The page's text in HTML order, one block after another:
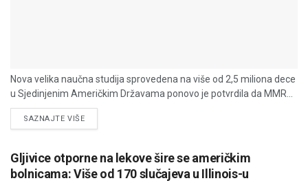
Nova velika naučna studija sprovedena na više od 2,5 miliona dece
u Sjedinjenim Američkim Državama ponovo je potvrdila da MMR...
SAZNAJTE VIŠEDETAILS
Gljivice otporne na lekove šire se američkim
bolnicama: Više od 170 slučajeva u Illinois-u